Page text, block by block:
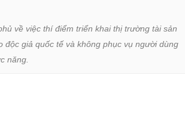
về việc thí điểm triển khai thị trường tài sản
độc giả quốc tế và không phục vụ người dùng
năng.